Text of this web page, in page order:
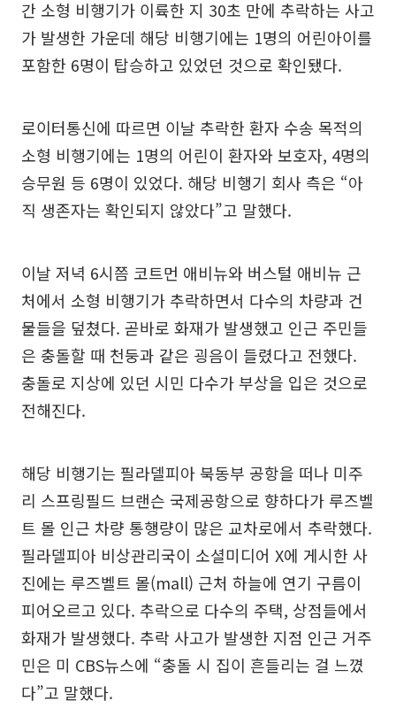
간 소형 비행기가 이륙한 지 30초 만에 추락하는 사고
가 발생한 가운데 해당 비행기에는 1명의 어린아이를
포함한 6명이 탑승하고 있었던 것으로 확인됐다.
로이터통신에 따르면 이날 추락한 환자 수송 목적의
소형 비행기에는 1명의 어린이 환자와 보호자, 4명의
승무원 등 6명이 있었다. 해당 비행기 회사 측은 “아
직 생존자는 확인되지 않았다”고 말했다.
이날 저녁 6시쯤 코트먼 애비뉴와 버스털 애비뉴 근
처에서 소형 비행기가 추락하면서 다수의 차량과 건
물들을 덮쳤다. 곧바로 화재가 발생했고 인근 주민들
은 충돌할 때 천둥과 같은 굉음이 들렸다고 전했다.
충돌로 지상에 있던 시민 다수가 부상을 입은 것으로
전해진다.
해당 비행기는 필라델피아 북동부 공항을 떠나 미주
리 스프링필드 브랜슨 국제공항으로 향하다가 루즈벨
트 몰 인근 차량 통행량이 많은 교차로에서 추락했다.
필라델피아 비상관리국이 소셜미디어 X에 게시한 사
진에는 루즈벨트 몰(mall) 근처 하늘에 연기 구름이
피어오르고 있다. 추락으로 다수의 주택, 상점들에서
화재가 발생했다. 추락 사고가 발생한 지점 인근 거주
민은 미 CBS뉴스에 “충돌 시 집이 흔들리는 걸 느꼈
다”고 말했다.